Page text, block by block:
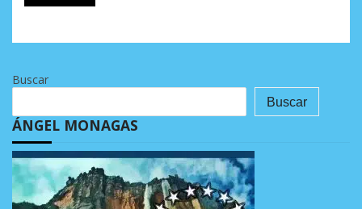
Buscar
Buscar
ÁNGEL MONAGAS